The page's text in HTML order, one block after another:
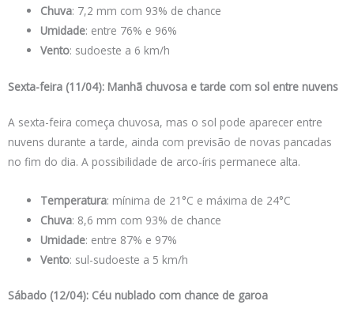
Chuva: 7,2 mm com 93% de chance
Umidade: entre 76% e 96%
Vento: sudoeste a 6 km/h
Sexta-feira (11/04): Manhã chuvosa e tarde com sol entre nuvens
A sexta-feira começa chuvosa, mas o sol pode aparecer entre
nuvens durante a tarde, ainda com previsão de novas pancadas
no fim do dia. A possibilidade de arco-íris permanece alta.
Temperatura: mínima de 21°C e máxima de 24°C
Chuva: 8,6 mm com 93% de chance
Umidade: entre 87% e 97%
Vento: sul-sudoeste a 5 km/h
Sábado (12/04): Céu nublado com chance de garoa